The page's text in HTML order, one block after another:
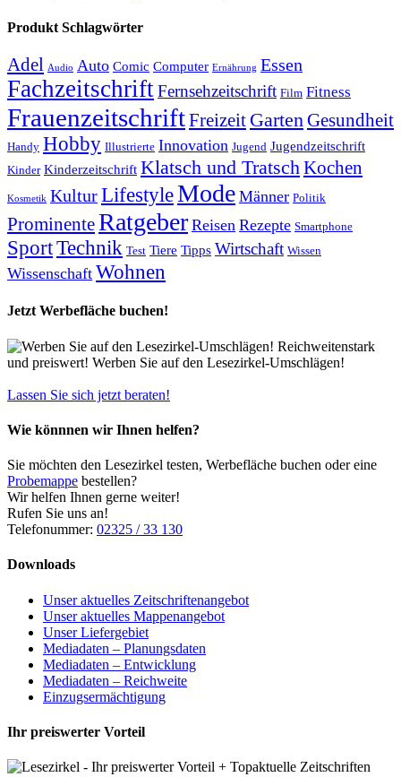
Produkt Schlagwörter
Adel Audio Auto Comic Computer Ernährung Essen
FachzeitschriftFernsehzeitschrift Film Fitness
FrauenzeitschriftFreizeit GartenGesundheit
Handy Hobby Illustrierte Innovation Jugend Jugendzeitschrift
Kinder Kinderzeitschrift Klatsch und TratschKochen
Kosmetik KulturLifestyleMode Männer Politik
ProminenteRatgeber Reisen Rezepte Smartphone
SportTechnik Test Tiere Tipps Wirtschaft Wissen
Wissenschaft Wohnen
Jetzt Werbefläche buchen!
Reichweitenstark
und preiswert! Werben Sie auf den Lesezirkel-Umschlägen!
Lassen Sie sich jetzt beraten!
Wie könnnen wir Ihnen helfen?
Sie möchten den Lesezirkel testen, Werbefläche buchen oder eine
Probemappe bestellen?
Wir helfen Ihnen gerne weiter!
Rufen Sie uns an!
Telefonummer: 02325 / 33 130
Downloads
Unser aktuelles Zeitschriftenangebot
Unser aktuelles Mappenangebot
Unser Liefergebiet
Mediadaten – Planungsdaten
Mediadaten – Entwicklung
Mediadaten – Reichweite
Einzugsermächtigung
Ihr preiswerter Vorteil
+ Topaktuelle Zeitschriften